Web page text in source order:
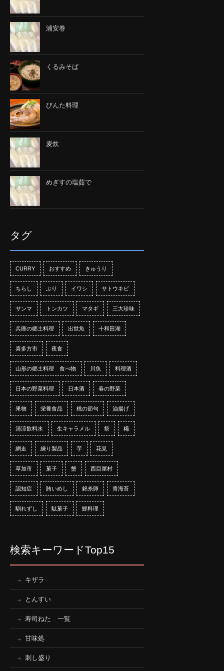
浦安巻
くるみそば
びんた料理
麦炊
めぎすの塩茹で
タグ
CURRY おすすめ きゅうり
ちらし ぶり イワシ サトウキビ
サンマ トンカツ マタギ 三大珍味
兵庫の郷土料理 出世魚 十和田湖
喜多方市 夜食
山形の郷土料理 食べ物 川魚 料理酒
日本の野菜料理 日本酒 春の野菜
果物 栄養食品 桃の節句 油揚げ
清涼飲料水 生キャラメル 祭 糒
網走 練り製品 芋 花見
草加市 菓子 蟹 西目屋村
認知症 賄いめし 錦糸卵 青海苔
馴れずし 駄菓子 鯉料理
検索キーワードTop15
キザラ
とんすい
寿司ねた 一覧
甘味処
刺し盛り